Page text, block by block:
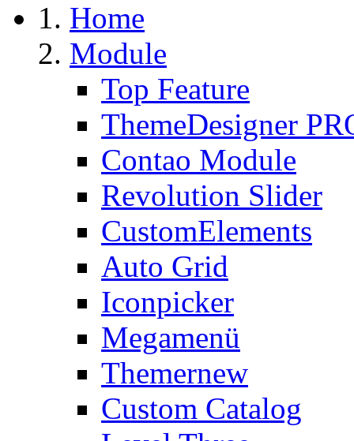
Home
Module
Top Feature
ThemeDesigner
Contao Module
Revolution Slider
CustomElements
Auto Grid
Iconpicker
Megamenü
Themernew
Custom Catalog